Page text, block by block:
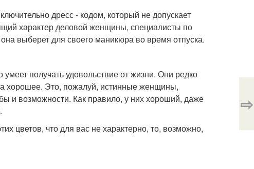
дресс - кодом, который не допускает
характер деловой женщины, специалисты по
выберет для своего маникюра во время отпуска.
получать удовольствие от жизни. Они редко
хорошее. Это, пожалуй, истинные женщины,
и возможности. Как правило, у них хороший, даже
цветов, что для вас не характерно, то, возможно,
⇨